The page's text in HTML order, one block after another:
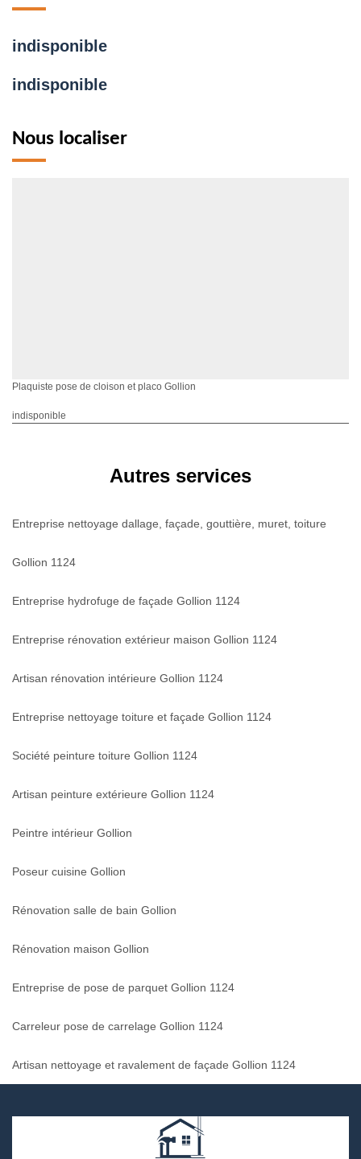
indisponible
indisponible
Nous localiser
Plaquiste pose de cloison et placo Gollion
indisponible
Autres services
Entreprise nettoyage dallage, façade, gouttière, muret, toiture
Gollion 1124
Entreprise hydrofuge de façade Gollion 1124
Entreprise rénovation extérieur maison Gollion 1124
Artisan rénovation intérieure Gollion 1124
Entreprise nettoyage toiture et façade Gollion 1124
Société peinture toiture Gollion 1124
Artisan peinture extérieure Gollion 1124
Peintre intérieur Gollion
Poseur cuisine Gollion
Rénovation salle de bain Gollion
Rénovation maison Gollion
Entreprise de pose de parquet Gollion 1124
Carreleur pose de carrelage Gollion 1124
Artisan nettoyage et ravalement de façade Gollion 1124